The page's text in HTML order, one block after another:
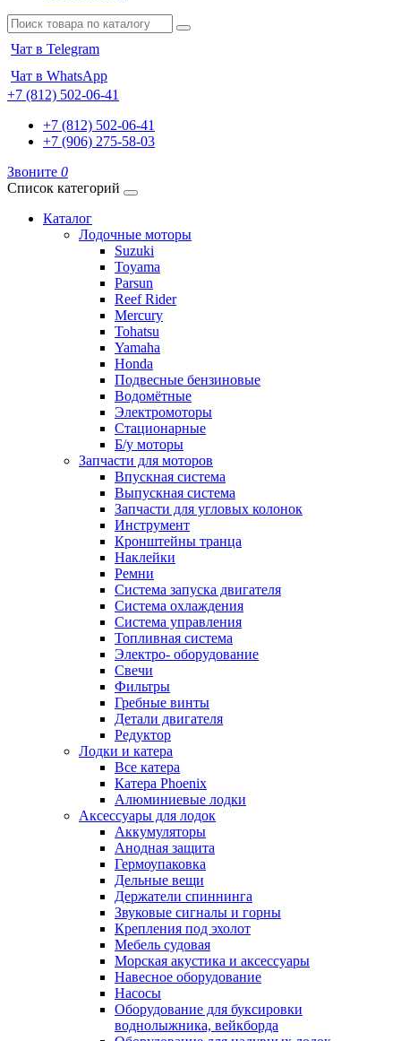
Чат в Telegram
Чат в WhatsApp
+7 (812) 502-06-41
+7 (812) 502-06-41
+7 (906) 275-58-03
Звоните 0
Список категорий
Каталог
Лодочные моторы
Suzuki
Toyama
Parsun
Reef Rider
Mercury
Tohatsu
Yamaha
Honda
Подвесные бензиновые
Водомётные
Электромоторы
Стационарные
Б/у моторы
Запчасти для моторов
Впускная система
Выпускная система
Запчасти для угловых колонок
Инструмент
Кронштейны транца
Наклейки
Ремни
Система запуска двигателя
Система охлаждения
Система управления
Топливная система
Электро- оборудование
Свечи
Фильтры
Гребные винты
Детали двигателя
Редуктор
Лодки и катера
Все катера
Катера Phoenix
Алюминиевые лодки
Аксессуары для лодок
Аккумуляторы
Анодная защита
Гермоупаковка
Дельные вещи
Держатели спиннинга
Звуковые сигналы и горны
Крепления под эхолот
Мебель судовая
Морская акустика и аксессуары
Навесное оборудование
Насосы
Оборудование для буксировки
воднолыжника, вейкборда